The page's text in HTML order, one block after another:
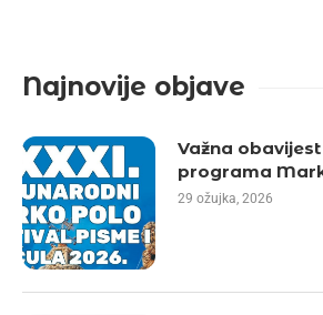
Najnovije objave
Važna
programa
29 ožujka, 2026